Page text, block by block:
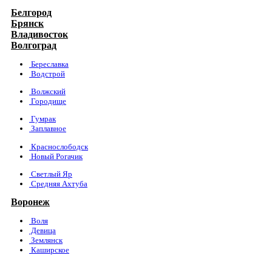
Белгород
Брянск
Владивосток
Волгоград
Береславка
Водстрой
Волжский
Городище
Гумрак
Заплавное
Краснослободск
Новый Рогачик
Светлый Яр
Средняя Ахтуба
Воронеж
Воля
Девица
Землянск
Каширское